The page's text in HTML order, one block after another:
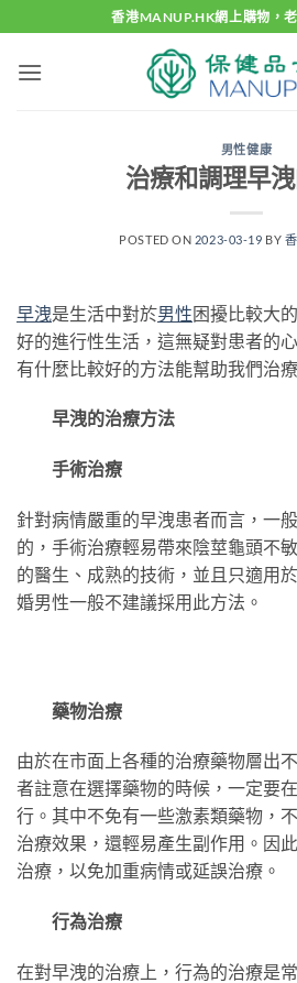
to
content
香港MANUP.HK網上購物，
男性健康
治療和調理早
POSTED ON 2023-03-19 BY
早洩是生活中對於男性困擾比較大
好的進行性生活，這無疑對患者的
有什麼比較好的方法能幫助我們治
早洩的治療方法
手術治療
針對病情嚴重的早洩患者而言，一
的，手術治療輕易帶來陰莖龜頭不
的醫生、成熟的技術，並且只適用
婚男性一般不建議採用此方法。
藥物治療
由於在市面上各種的治療藥物層出
者註意在選擇藥物的時候，一定要
行。其中不免有一些激素類藥物，
治療效果，還輕易產生副作用。因
治療，以免加重病情或延誤治療。
行為治療
在對早洩的治療上，行為的治療是